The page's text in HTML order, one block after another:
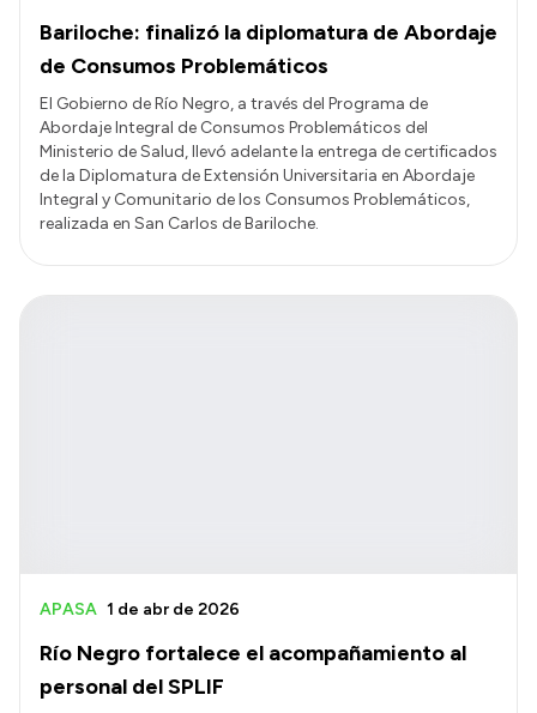
Bariloche: finalizó la diplomatura de Abordaje
de Consumos Problemáticos
El Gobierno de Río Negro, a través del Programa de
Abordaje Integral de Consumos Problemáticos del
Ministerio de Salud, llevó adelante la entrega de certificados
de la Diplomatura de Extensión Universitaria en Abordaje
Integral y Comunitario de los Consumos Problemáticos,
realizada en San Carlos de Bariloche.
Río Negro fortalece el acompañamiento al
personal del SPLIF
APASA 1 de abr de 2026